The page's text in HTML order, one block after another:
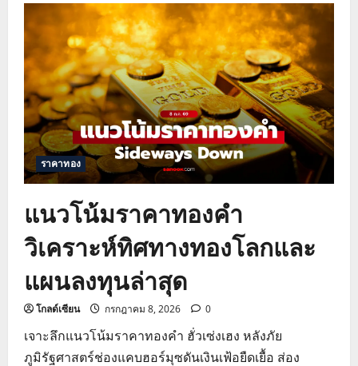
โน้ม
ราคา
ทองคำ
วิเคราะห์
ทิศทาง
สัปดาห์
นี้
และ
กลยุทธ์
ทำ
กำไร
ราคาทอง
แนวโน้มราคาทองคำ
วิเคราะห์ทิศทางทองโลกและ
แผนลงทุนล่าสุด
โกลด์เซียน กรกฎาคม 8, 2026 0
เจาะลึกแนวโน้มราคาทองคำ ฮั่วเซ่งเฮง หลังภัย
ภูมิรัฐศาสตร์ช่องแคบฮอร์มุซดันเงินเฟ้อยืดเยื้อ ส่อง